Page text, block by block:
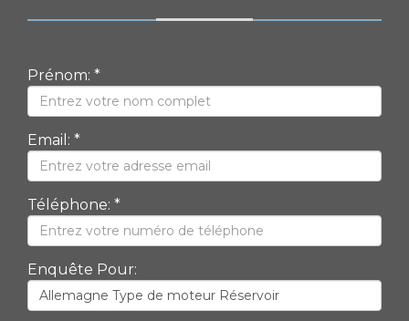
Prénom: *
Email: *
Téléphone: *
Enquête Pour: